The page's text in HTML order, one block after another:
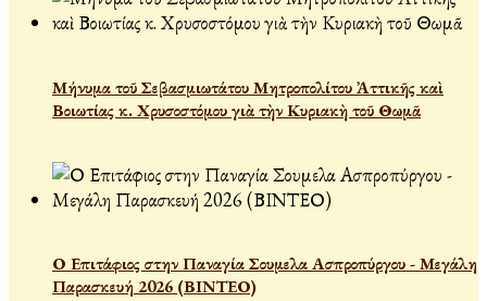
Μήνυμα τοῦ Σεβασμιωτάτου Μητροπολίτου Ἀττικῆς καὶ
Βοιωτίας κ. Χρυσοστόμου γιὰ τὴν Κυριακὴ τοῦ Θωμᾶ
Ο Επιτάφιος στην Παναγία Σουμελα Ασπροπύργου - Μεγάλη
Παρασκευή 2026 (ΒΙΝΤΕΟ)